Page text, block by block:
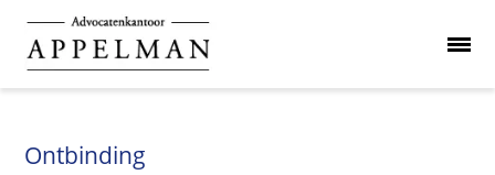
Ontbinding